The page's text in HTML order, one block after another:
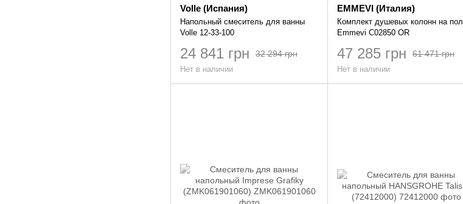
Volle (Иcпания)
Напольный смеситель для ванны
Volle 12-33-100
32 294 грн
24 841 грн
Нет в наличии
EMMEVI (Италия)
Комплект душевых колонн на пол
Emmevi C02850 OR
61 471 грн
47 285 грн
Нет в наличии